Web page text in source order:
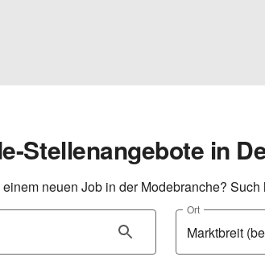
Stellenangebote in
neuen Job in der Modebranche? Such
Ort